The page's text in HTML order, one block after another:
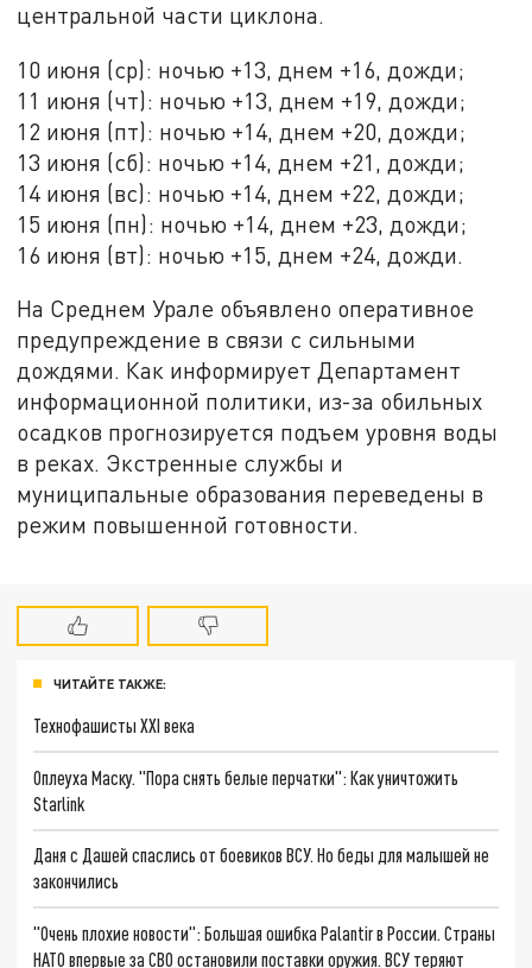
центральной части циклона.
10 июня (ср): ночью +13, днем +16, дожди;
11 июня (чт): ночью +13, днем +19, дожди;
12 июня (пт): ночью +14, днем +20, дожди;
13 июня (сб): ночью +14, днем +21, дожди;
14 июня (вс): ночью +14, днем +22, дожди;
15 июня (пн): ночью +14, днем +23, дожди;
16 июня (вт): ночью +15, днем +24, дожди.
На Среднем Урале объявлено оперативное
предупреждение в связи с сильными
дождями. Как информирует Департамент
информационной политики, из-за обильных
осадков прогнозируется подъем уровня воды
в реках. Экстренные службы и
муниципальные образования переведены в
режим повышенной готовности.
ЧИТАЙТЕ ТАКЖЕ:
Технофашисты XXI века
Оплеуха Маску. "Пора снять белые перчатки": Как уничтожить
Starlink
Даня с Дашей спаслись от боевиков ВСУ. Но беды для малышей не
закончились
"Очень плохие новости": Большая ошибка Palantir в России. Страны
НАТО впервые за СВО остановили поставки оружия. ВСУ теряют